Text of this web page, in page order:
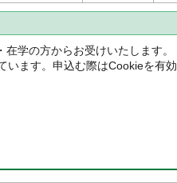
学の方からお受けいたします。
ます。申込む際はCookieを有効